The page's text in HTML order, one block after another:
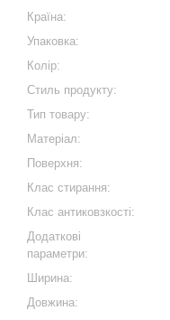
Країна:
Упаковка:
Колір:
Стиль продукту:
Тип товару:
Матеріал:
Поверхня:
Клас стирання:
Клас антиковзкості:
Додаткові
параметри:
Ширина:
Довжина: